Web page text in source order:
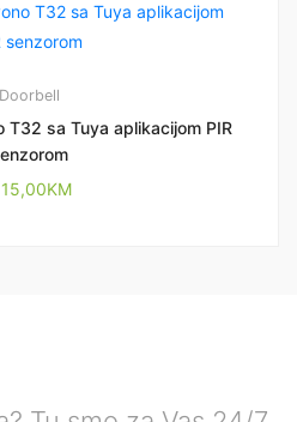
Doorbell
T32 sa Tuya aplikacijom PIR
KM